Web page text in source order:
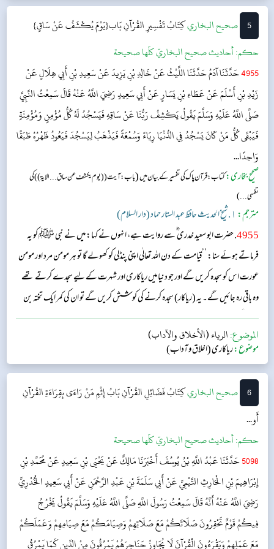
5 ‌‌صحيح البخاريكِتَابُ تَفْسِيرِ القُرْآنِبَاب{يَوْمَ يُكْشَفُ عَنْ سَاقٍ}
حکم:أحاديث صحيح البخاريّ كلّها صحيحة
4955حَدَّثَنَا آدَمُ حَدَّثَنَا اللَّيْثُ عَنْ خَالِدِ بْنِ يَزِيدَ عَنْ سَعِيدِ بْنِ أَبِي هِلَالٍ عَنْ
زَيْدِ بْنِ أَسْلَمَ عَنْ عَطَاءِ بْنِ يَسَارٍ عَنْ أَبِي سَعِيدٍ رَضِيَ اللَّهُ عَنْهُ قَالَ سَمِعْتُ النَّبِيَّ
صَلَّى اللَّهُ عَلَيْهِ وَسَلَّمَ يَقُولُ يَكْشِفُ رَبُّنَا عَنْ سَاقِهِ فَيَسْجُدُ لَهُ كُلُّ مُؤْمِنٍ وَمُؤْمِنَةٍ
فَيَبْقَى كُلُّ مَنْ كَانَ يَسْجُدُ فِي الدُّنْيَا رِيَاءً وَسُمْعَةً فَيَذْهَبُ لِيَسْجُدَ فَيَعُودُ ظَهْرُهُ طَبَقًا
وَاحِدًا...
صحیح بخاری:کتاب: قرآن پاک کی تفسیر کے بیان میں(باب: آیت (( یوم یکشف عن ساق... الایۃ )) کی
تفسی...)
مترجم: ١. شیخ الحدیث حافظ عبد الستار حماد (دار السلام)
4955. حضرت ابو سعید خدری ؓ سے روایت ہے، انہوں نے کہا: میں نے نبی ﷺ کو یہ
فرماتے ہوئے سنا: ’’قیامت کے دن اللہ تعالٰی اپنی پنڈلی کو کھولے گا تو ہر مومن مرد اور مومن
عورت اس کو سجدہ کریں گے اور جو دنیا میں ریاکاری اور شہرت کے لیے سجدے کرتے تھے
وہ باقی رہ جائیں گے۔ یہ (ریاکار) سجدہ کرنے کی کوشش کریں گے تو ان کی کمر ایک تختہ بن
جائے گی۔‘‘...
الموضوع:الرياء (الأخلاق والآداب)
موضوع:ریاکاری (اخلاق و آداب)
6 ‌‌صحيح البخاريكِتَابُ فَضَائِلِ القُرْآنِبَابُ إِثْمِ مَنْ رَاءَى بِقِرَاءَةِ القُرْآنِ
أَو...
حکم:أحاديث صحيح البخاريّ كلّها صحيحة
5098حَدَّثَنَا عَبْدُ اللَّهِ بْنُ يُوسُفَ أَخْبَرَنَا مَالِكٌ عَنْ يَحْيَى بْنِ سَعِيدٍ عَنْ مُحَمَّدِ بْنِ
إِبْرَاهِيمَ بْنِ الْحَارِثِ التَّيْمِيِّ عَنْ أَبِي سَلَمَةَ بْنِ عَبْدِ الرَّحْمَنِ عَنْ أَبِي سَعِيدٍ الْخُدْرِيِّ
رَضِيَ اللَّهُ عَنْهُ أَنَّهُ قَالَ سَمِعْتُ رَسُولَ اللَّهِ صَلَّى اللَّهُ عَلَيْهِ وَسَلَّمَ يَقُولُ يَخْرُجُ
فِيكُمْ قَوْمٌ تَحْقِرُونَ صَلَاتَكُمْ مَعَ صَلَاتِهِمْ وَصِيَامَكُمْ مَعَ صِيَامِهِمْ وَعَمَلَكُمْ
مَعَ عَمَلِهِمْ وَيَقْرَءُونَ الْقُرْآنَ لَا يُجَاوِزُ حَنَاجِرَهُمْ يَمْرُقُونَ مِنْ الدِّينِ كَمَا يَمْرُقُ